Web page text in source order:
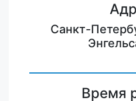
Санкт-
Время